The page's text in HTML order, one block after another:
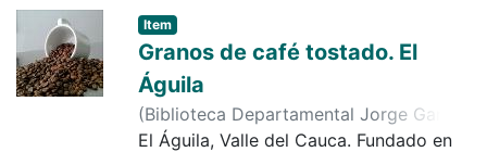
caficultura, ganadería, minería,
explotación forestal, etc. Observamos
en la imagen, granos de café tostado y
flor con frutos. Se aprecia la decoración
separados en una meza
Item
Granos de café tostado. El
Águila
(Biblioteca Departamental Jorge Garcés
Borrero,2017-06-30)Jaramillo, Jair de
El Águila, Valle del Cauca. Fundado en